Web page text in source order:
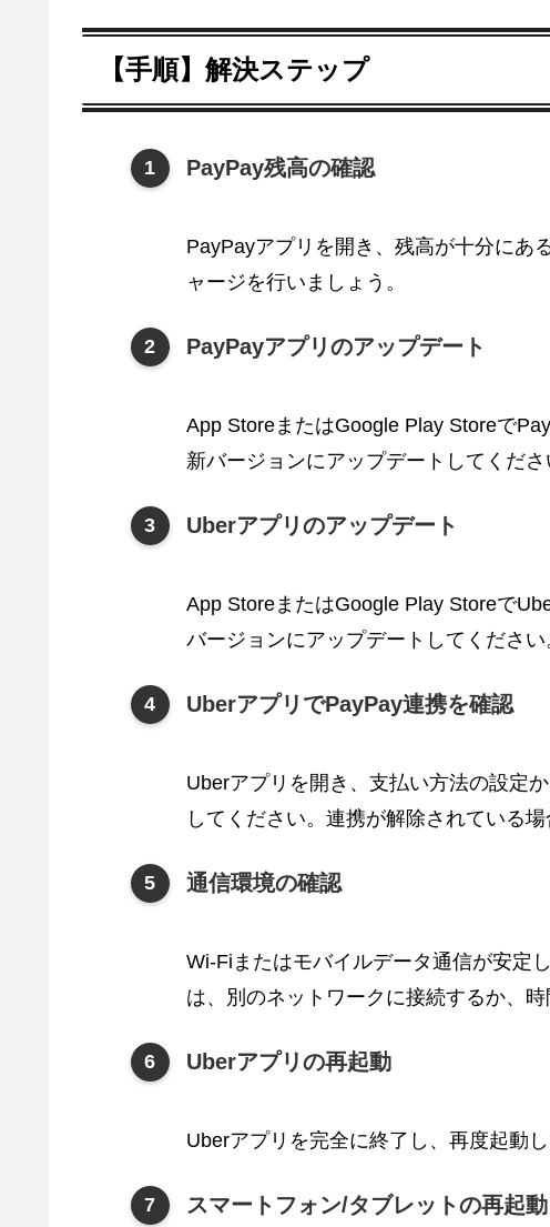
【手順】解決ステップ
PayPay残高の確認
PayPayアプリを開き、残高が十分にあ
ャージを行いましょう。
PayPayアプリのアップデート
App StoreまたはGoogle Play Storeで
新バージョンにアップデートしてくださ
Uberアプリのアップデート
App StoreまたはGoogle Play Storeで
バージョンにアップデートしてください
UberアプリでPayPay連携を確認
Uberアプリを開き、支払い方法の設定
してください。連携が解除されている
通信環境の確認
Wi-Fiまたはモバイルデータ通信が安定
は、別のネットワークに接続するか、
Uberアプリの再起動
Uberアプリを完全に終了し、再度起動し
スマートフォン/タブレットの再起動